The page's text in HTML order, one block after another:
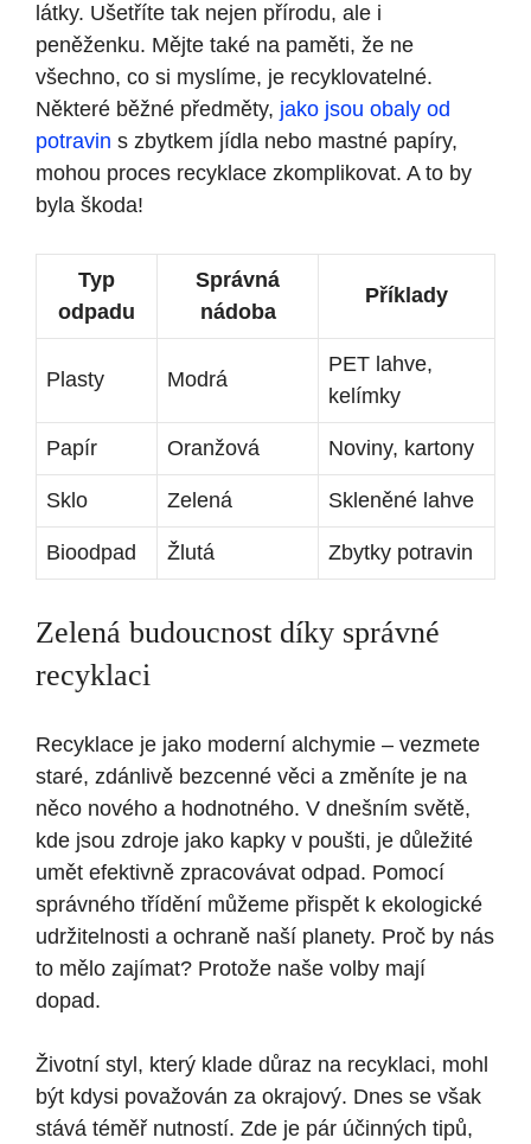
látky. Ušetříte tak nejen přírodu, ale i
peněženku. Mějte také na paměti, že ne
všechno, co si myslíme, je recyklovatelné.
Některé běžné předměty, jako jsou obaly od
potravin s zbytkem jídla nebo mastné papíry,
mohou proces recyklace zkomplikovat. A to by
byla škoda!
Typ
odpadu
Správná
nádoba
Příklady
Plasty Modrá
PET lahve,
kelímky
Papír Oranžová Noviny, kartony
Sklo Zelená Skleněné lahve
Bioodpad Žlutá Zbytky potravin
Zelená budoucnost díky správné
recyklaci
Recyklace je jako moderní alchymie – vezmete
staré, zdánlivě bezcenné věci a změníte je na
něco nového a hodnotného. V dnešním světě,
kde jsou zdroje jako kapky v poušti, je důležité
umět efektivně zpracovávat odpad. Pomocí
správného třídění můžeme přispět k ekologické
udržitelnosti a ochraně naší planety. Proč by nás
to mělo zajímat? Protože naše volby mají
dopad.
Životní styl, který klade důraz na recyklaci, mohl
být kdysi považován za okrajový. Dnes se však
stává téměř nutností. Zde je pár účinných tipů,